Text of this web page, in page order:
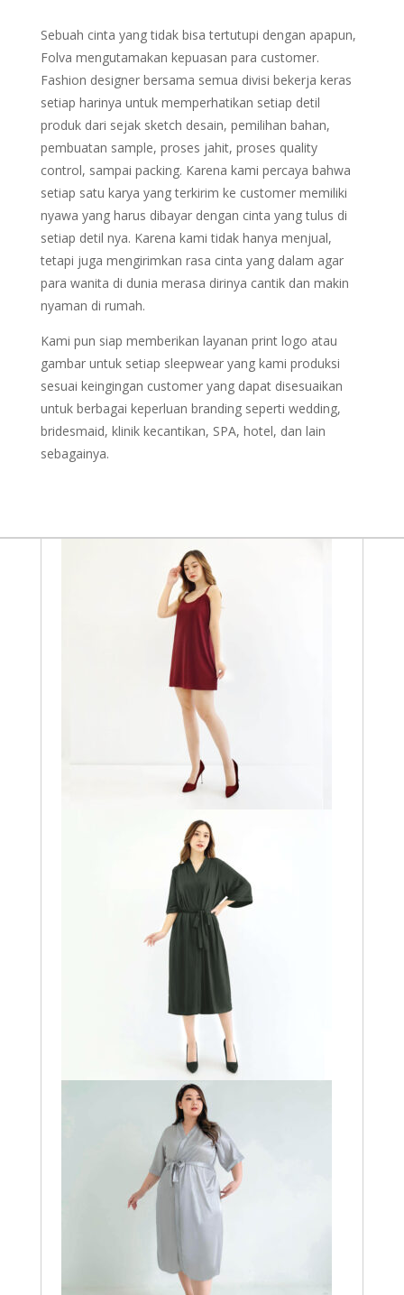
Sebuah cinta yang tidak bisa tertutupi dengan apapun,
Folva mengutamakan kepuasan para customer.
Fashion designer bersama semua divisi bekerja keras
setiap harinya untuk memperhatikan setiap detil
produk dari sejak sketch desain, pemilihan bahan,
pembuatan sample, proses jahit, proses quality
control, sampai packing. Karena kami percaya bahwa
setiap satu karya yang terkirim ke customer memiliki
nyawa yang harus dibayar dengan cinta yang tulus di
setiap detil nya. Karena kami tidak hanya menjual,
tetapi juga mengirimkan rasa cinta yang dalam agar
para wanita di dunia merasa dirinya cantik dan makin
nyaman di rumah.
Kami pun siap memberikan layanan print logo atau
gambar untuk setiap sleepwear yang kami produksi
sesuai keingingan customer yang dapat disesuaikan
untuk berbagai keperluan branding seperti wedding,
bridesmaid, klinik kecantikan, SPA, hotel, dan lain
sebagainya.